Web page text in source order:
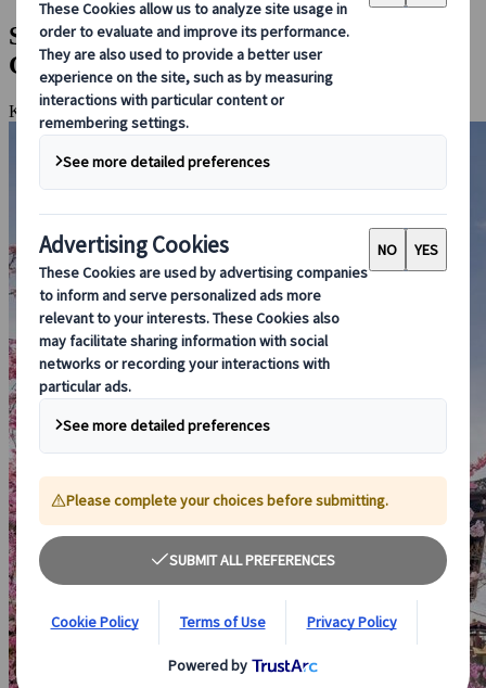
Sakura Tour Express: Pasqua in
Giappone tra I ciliegi in fiore
Kyoto, Nara, Monte Fuji, Hakone, Kamakura, Tokyo